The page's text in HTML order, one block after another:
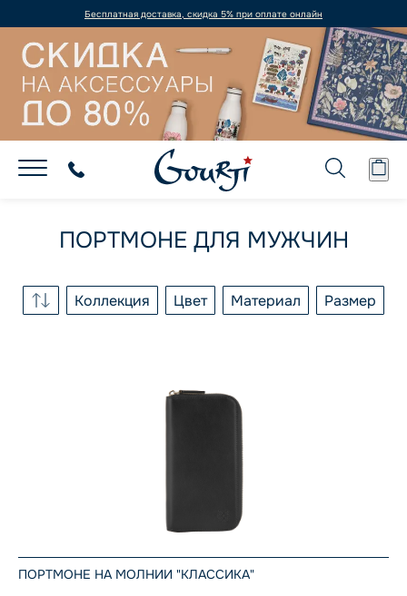
Бесплатная доставка, скидка 5% при оплате онлайн
ПОРТМОНЕ ДЛЯ МУЖЧИН
Коллекция Цвет Материал Размер
ПОРТМОНЕ НА МОЛНИИ "КЛАССИКА"